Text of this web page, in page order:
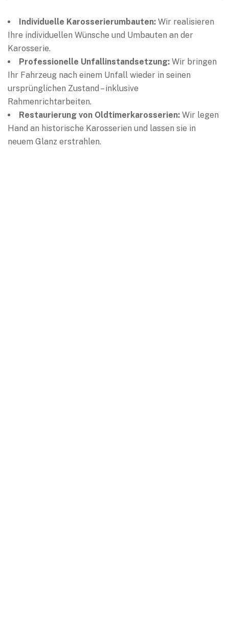
Individuelle Karosserierumbauten: Wir realisieren
Ihre individuellen Wünsche und Umbauten an der
Karosserie.
Professionelle Unfallinstandsetzung: Wir bringen
Ihr Fahrzeug nach einem Unfall wieder in seinen
ursprünglichen Zustand – inklusive
Rahmenrichtarbeiten.
Restaurierung von Oldtimerkarosserien: Wir legen
Hand an historische Karosserien und lassen sie in
neuem Glanz erstrahlen.